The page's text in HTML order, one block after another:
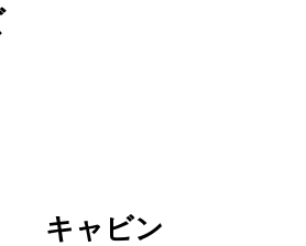
キャビン